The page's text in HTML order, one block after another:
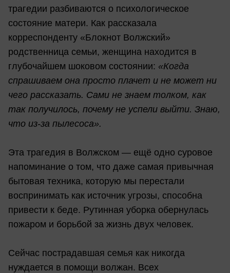
трагедии разбиваются о психологическое
состояние матери. Как рассказала
корреспонденту «Блокнот Волжский»
родственница семьи, женщина находится в
глубочайшем шоковом состоянии: «Когда
спрашиваем она просто плачет и не может ни
чего рассказать. Сами не знаем толком, как
так получилось, почему не успели выйти. Знаю,
что из-за пылесоса».
Эта трагедия в Волжском — ещё одно суровое
напоминание о том, что даже самая привычная
бытовая техника, которую мы перестали
воспринимать как источник угрозы, способна
привести к беде. Рутинная уборка обернулась
пожаром и борьбой за жизнь двух человек.
Сейчас пострадавшая семья как никогда
нуждается в помощи волжан. Всех